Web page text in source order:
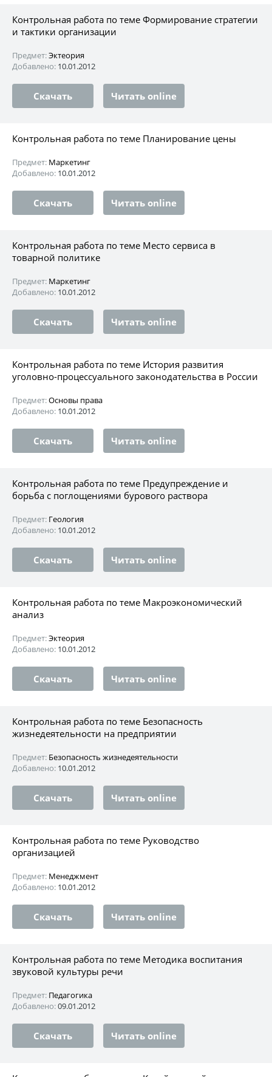
Контрольная работа по теме Формирование стратегии
и тактики организации
Предмет:Эктеория
Добавлено: 10.01.2012
Скачать Читать online
Контрольная работа по теме Планирование цены
Предмет: Маркетинг
Добавлено: 10.01.2012
Скачать Читать online
Контрольная работа по теме Место сервиса в
товарной политике
Предмет: Маркетинг
Добавлено: 10.01.2012
Скачать Читать online
Контрольная работа по теме История развития
уголовно-процессуального законодательства в России
Предмет:Основы права
Добавлено: 10.01.2012
Скачать Читать online
Контрольная работа по теме Предупреждение и
борьба с поглощениями бурового раствора
Предмет: Геология
Добавлено: 10.01.2012
Скачать Читать online
Контрольная работа по теме Макроэкономический
анализ
Предмет:Эктеория
Добавлено: 10.01.2012
Скачать Читать online
Контрольная работа по теме Безопасность
жизнедеятельности на предприятии
Предмет: Безопасность жизнедеятельности
Добавлено: 10.01.2012
Скачать Читать online
Контрольная работа по теме Руководство
организацией
Предмет: Менеджмент
Добавлено: 10.01.2012
Скачать Читать online
Контрольная работа по теме Методика воспитания
звуковой культуры речи
Предмет: Педагогика
Добавлено:09.01.2012
Скачать Читать online